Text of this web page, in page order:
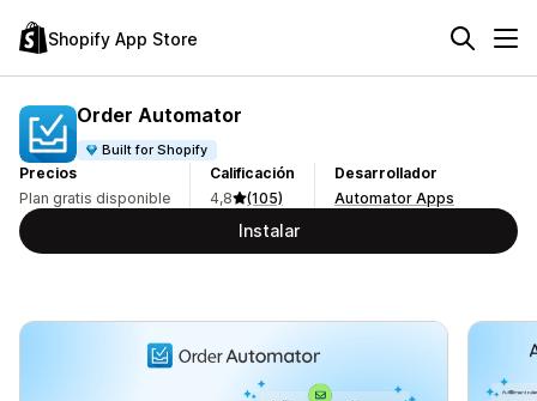
Shopify App Store
Order Automator
Built for Shopify
Precios
Plan gratis disponible
Calificación
4,8
(105)
Desarrollador
Automator Apps
Instalar